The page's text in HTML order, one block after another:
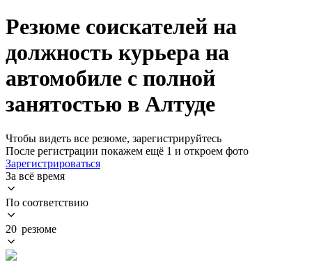
Резюме соискателей на
должность курьера на
автомобиле с полной
занятостью в Алтуде
Чтобы видеть все резюме, зарегистрируйтесь
После регистрации покажем ещё 1 и откроем фото
Зарегистрироваться
За всё время
По соответствию
20 резюме